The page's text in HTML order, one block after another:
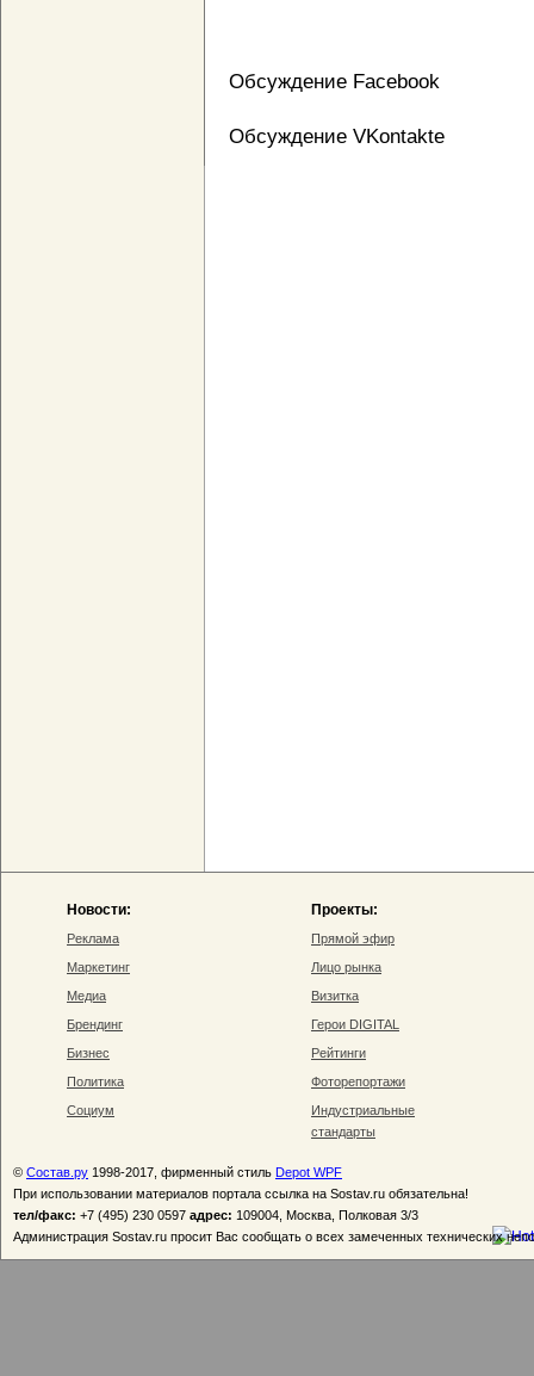
Обсуждение Facebook
Обсуждение VKontakte
Новости:
Реклама
Маркетинг
Медиа
Брендинг
Бизнес
Политика
Социум
Проекты:
Прямой эфир
Лицо рынка
Визитка
Герои DIGITAL
Рейтинги
Фоторепортажи
Индустриальные
стандарты
© Состав.ру 1998-2017, фирменный стиль Depot WPF
При использовании материалов портала ссылка на Sostav.ru обязательна!
тел/факс: +7 (495) 230 0597 адрес: 109004, Москва, Полковая 3/3
Администрация Sostav.ru просит Вас сообщать о всех замеченных технических